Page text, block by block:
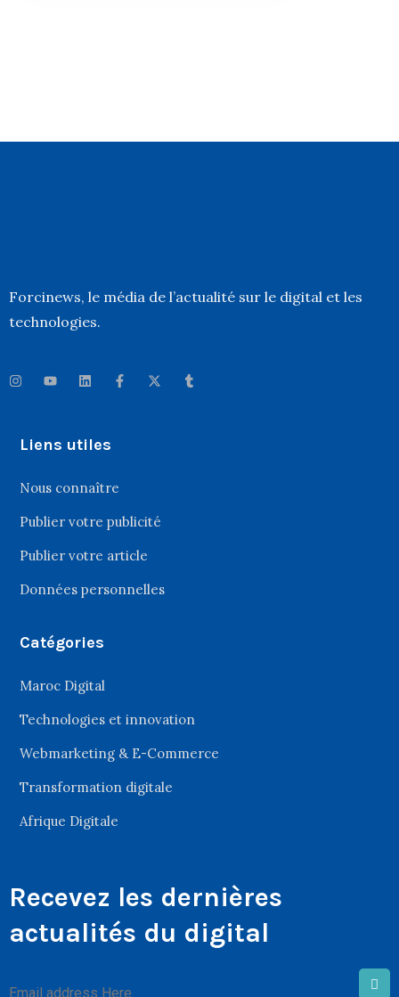
Forcinews, le média de l’actualité sur le digital et les
technologies.
Liens utiles
Nous connaître
Publier votre publicité
Publier votre article
Données personnelles
Catégories
Maroc Digital
Technologies et innovation
Webmarketing & E-Commerce
Transformation digitale
Afrique Digitale
Recevez les dernières
actualités du digital